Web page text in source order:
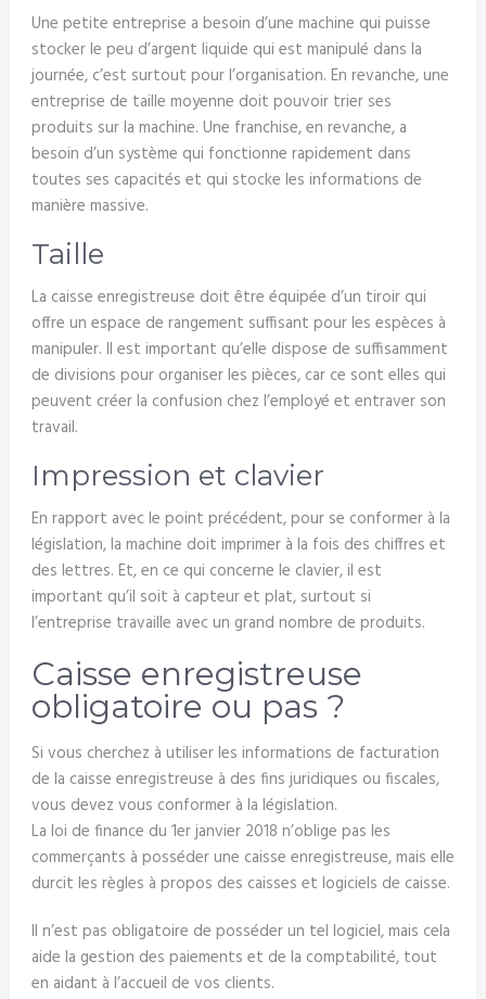
Une petite entreprise a besoin d’une machine qui puisse
stocker le peu d’argent liquide qui est manipulé dans la
journée, c’est surtout pour l’organisation. En revanche, une
entreprise de taille moyenne doit pouvoir trier ses
produits sur la machine. Une franchise, en revanche, a
besoin d’un système qui fonctionne rapidement dans
toutes ses capacités et qui stocke les informations de
manière massive.
Taille
La caisse enregistreuse doit être équipée d’un tiroir qui
offre un espace de rangement suffisant pour les espèces à
manipuler. Il est important qu’elle dispose de suffisamment
de divisions pour organiser les pièces, car ce sont elles qui
peuvent créer la confusion chez l’employé et entraver son
travail.
Impression et clavier
En rapport avec le point précédent, pour se conformer à la
législation, la machine doit imprimer à la fois des chiffres et
des lettres. Et, en ce qui concerne le clavier, il est
important qu’il soit à capteur et plat, surtout si
l’entreprise travaille avec un grand nombre de produits.
Caisse enregistreuse
obligatoire ou pas ?
Si vous cherchez à utiliser les informations de facturation
de la caisse enregistreuse à des fins juridiques ou fiscales,
vous devez vous conformer à la législation.
La loi de finance du 1er janvier 2018 n’oblige pas les
commerçants à posséder une caisse enregistreuse, mais elle
durcit les règles à propos des caisses et logiciels de caisse.
Il n’est pas obligatoire de posséder un tel logiciel, mais cela
aide la gestion des paiements et de la comptabilité, tout
en aidant à l’accueil de vos clients.